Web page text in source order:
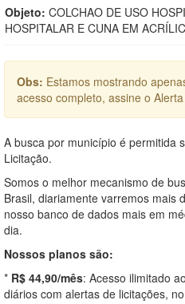
Objeto: COLCHAO DE USO
HOSPITALAR E CUNA EM
Obs: Estamos mostrando
acesso completo, assine o
A busca por município é permitida
Licitação.
Somos o melhor mecanismo de
Brasil, diariamente varremos mais
nosso banco de dados mais em
dia.
Nossos planos são:
* R$ 44,90/mês: Acesso ilimitado
diários com alertas de licitações,